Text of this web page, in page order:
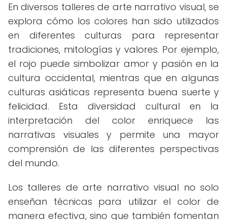
En diversos talleres de arte narrativo visual, se
explora cómo los colores han sido utilizados
en diferentes culturas para representar
tradiciones, mitologías y valores. Por ejemplo,
el rojo puede simbolizar amor y pasión en la
cultura occidental, mientras que en algunas
culturas asiáticas representa buena suerte y
felicidad. Esta diversidad cultural en la
interpretación del color enriquece las
narrativas visuales y permite una mayor
comprensión de las diferentes perspectivas
del mundo.
Los talleres de arte narrativo visual no solo
enseñan técnicas para utilizar el color de
manera efectiva, sino que también fomentan